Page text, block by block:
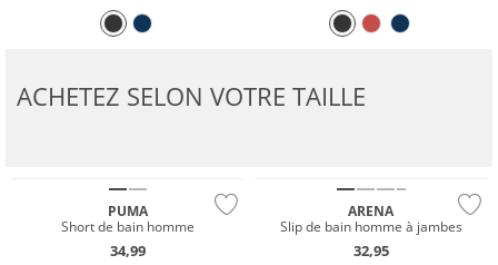
ACHETEZ SELON VOTRE TAILLE
PUMA
Short de bain homme
34,99
ARENA
Slip de bain homme à jambes
32,95